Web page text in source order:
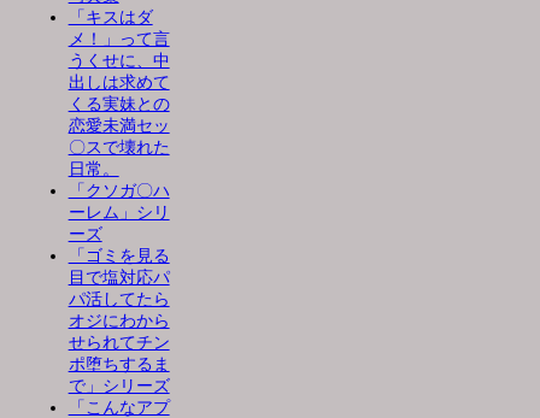
「キスはダ
メ！」って言
うくせに、中
出しは求めて
くる実妹との
恋愛未満セッ
〇スで壊れた
日常。
「クソガ〇ハ
ーレム」シリ
ーズ
「ゴミを見る
目で塩対応パ
パ活してたら
オジにわから
せられてチン
ポ堕ちするま
で」シリーズ
「こんなアプ